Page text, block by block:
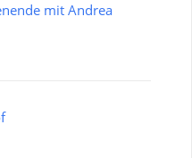
mit Andrea